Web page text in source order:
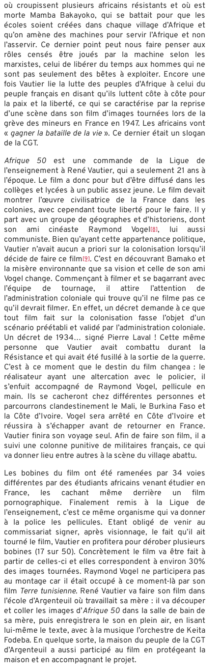
où croupissent plusieurs africains résistants et où est
morte Mamba Bakayoko, qui se battait pour que les
écoles soient créées dans chaque village d’Afrique et
qu’on amène des machines pour servir l’Afrique et non
l’asservir. Ce dernier point peut nous faire penser aux
rôles censés être joués par la machine selon les
marxistes, celui de libérer du temps aux hommes qui ne
sont pas seulement des bêtes à exploiter. Encore une
fois Vautier lie la lutte des peuples d’Afrique à celui du
peuple français en disant qu’ils luttent côte à côte pour
la paix et la liberté, ce qui se caractérise par la reprise
d’une scène dans son film d’images tournées lors de la
grève des mineurs en France en 1947. Les africains vont
« gagner la bataille de la vie». Ce dernier était un slogan
de la CGT.
Afrique 50 est une commande de la Ligue de
l’enseignement à René Vautier, qui a seulement 21 ans à
l’époque. Le film a donc pour but d’être diffusé dans les
collèges et lycées à un public assez jeune. Le film devait
montrer l’œuvre civilisatrice de la France dans les
colonies, avec cependant toute liberté pour le faire. Il y
part avec un groupe de géographes et d’historiens, dont
son ami cinéaste Raymond Vogel [8], lui aussi
communiste. Bien qu’ayant cette appartenance politique,
Vautier n’avait aucun a priori sur la colonisation lorsqu’il
décide de faire ce film [9]. C’est en découvrant Bamako et
la misère environnante que sa vision et celle de son ami
Vogel change. Commençant à filmer et se bagarrant avec
l’équipe de tournage, il attire l’attention de
l’administration coloniale qui trouve qu’il ne filme pas ce
qu’il devrait filmer. En effet, un décret demande à ce que
tout film fait sur la colonisation fasse l’objet d’un
scénario préétabli et validé par l’administration coloniale.
Un décret de 1934… signé Pierre Laval ! Cette même
personne que Vautier avait combattu durant la
Résistance et qui avait été fusillé à la sortie de la guerre.
C’est à ce moment que le destin du film changea : le
réalisateur ayant une altercation avec le policier, il
s’enfuit accompagné de Raymond Vogel, pellicule en
main. Ils se cacheront chez différentes personnes et
parcourrons clandestinement le Mali, le Burkina Faso et
la Côte d’Ivoire. Vogel sera arrêté en Côte d’Ivoire et
réussira à s’échapper avant de retourner en France.
Vautier finira son voyage seul. Afin de faire son film, il a
suivi une colonne punitive de militaires français, ce qui
va donner lieu entre autres à la scène du village abattu.
Les bobines du film ont été ramenées par 34 voies
différentes par des étudiants africains venant étudier en
France, les cachant même derrière un film
pornographique. Finalement remis à la Ligue de
l’enseignement, c’est ce même organisme qui va donner
à la police les pellicules. Etant obligé de venir au
commissariat signer, après visionnage, le fait qu’il ait
tourné le film, Vautier en profitera pour dérober plusieurs
bobines (17 sur 50). Concrètement le film va être fait à
partir de celles-ci et elles correspondent à environ 30%
des images tournées. Raymond Vogel ne participera pas
au montage car il était occupé à ce moment-là par son
film Terre tunisienne. René Vautier va faire son film dans
l’école d’Argenteuil où travaillait sa mère : il va découper
et coller les images d’Afrique 50 dans la salle de bain de
sa mère, puis enregistrera le son en plein air, en lisant
lui-même le texte, avec à la musique l’orchestre de Keita
Fodeba. En quelque sorte, la maison du peuple de la CGT
d’Argenteuil a aussi participé au film en protégeant la
maison et en accompagnant le projet.